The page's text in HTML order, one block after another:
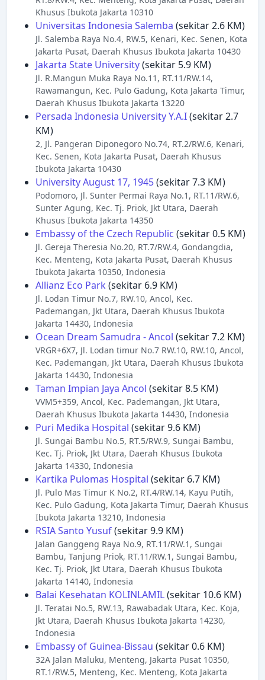
Khusus Ibukota Jakarta 10310
Universitas Indonesia Salemba (sekitar 2.6 KM)
Jl. Salemba Raya No.4, RW.5, Kenari, Kec. Senen, Kota
Jakarta Pusat, Daerah Khusus Ibukota Jakarta 10430
Jakarta State University(sekitar 5.9 KM)
Jl. R.Mangun Muka Raya No.11, RT.11/RW.14,
Rawamangun, Kec. Pulo Gadung, Kota Jakarta Timur,
Daerah Khusus Ibukota Jakarta 13220
Persada Indonesia University Y.A.I(sekitar 2.7
KM)
2, Jl. Pangeran Diponegoro No.74, RT.2/RW.6, Kenari,
Kec. Senen, Kota Jakarta Pusat, Daerah Khusus
Ibukota Jakarta 10430
University August 17, 1945(sekitar 7.3 KM)
Podomoro, Jl. Sunter Permai Raya No.1, RT.11/RW.6,
Sunter Agung, Kec. Tj. Priok, Jkt Utara, Daerah
Khusus Ibukota Jakarta 14350
Embassy of the Czech Republic (sekitar 0.5 KM)
Jl. Gereja Theresia No.20, RT.7/RW.4, Gondangdia,
Kec. Menteng, Kota Jakarta Pusat, Daerah Khusus
Ibukota Jakarta 10350, Indonesia
Allianz Eco Park (sekitar 6.9 KM)
Jl. Lodan Timur No.7, RW.10, Ancol, Kec.
Pademangan, Jkt Utara, Daerah Khusus Ibukota
Jakarta 14430, Indonesia
Ocean Dream Samudra - Ancol (sekitar 7.2 KM)
VRGR+6X7, Jl. Lodan timur No.7 RW.10, RW.10, Ancol,
Kec. Pademangan, Jkt Utara, Daerah Khusus Ibukota
Jakarta 14430, Indonesia
Taman Impian Jaya Ancol (sekitar 8.5 KM)
VVM5+359, Ancol, Kec. Pademangan, Jkt Utara,
Daerah Khusus Ibukota Jakarta 14430, Indonesia
Puri Medika Hospital (sekitar 9.6 KM)
Jl. Sungai Bambu No.5, RT.5/RW.9, Sungai Bambu,
Kec. Tj. Priok, Jkt Utara, Daerah Khusus Ibukota
Jakarta 14330, Indonesia
Kartika Pulomas Hospital (sekitar 6.7 KM)
Jl. Pulo Mas Timur K No.2, RT.4/RW.14, Kayu Putih,
Kec. Pulo Gadung, Kota Jakarta Timur, Daerah Khusus
Ibukota Jakarta 13210, Indonesia
RSIA Santo Yusuf(sekitar 9.9 KM)
Jalan Ganggeng Raya No.9, RT.11/RW.1, Sungai
Bambu, Tanjung Priok, RT.11/RW.1, Sungai Bambu,
Kec. Tj. Priok, Jkt Utara, Daerah Khusus Ibukota
Jakarta 14140, Indonesia
Balai Kesehatan KOLINLAMIL(sekitar 10.6 KM)
Jl. Teratai No.5, RW.13, Rawabadak Utara, Kec. Koja,
Jkt Utara, Daerah Khusus Ibukota Jakarta 14230,
Indonesia
Embassy of Guinea-Bissau (sekitar 0.6 KM)
32A Jalan Maluku, Menteng, Jakarta Pusat 10350,
RT.1/RW.5, Menteng, Kec. Menteng, Kota Jakarta